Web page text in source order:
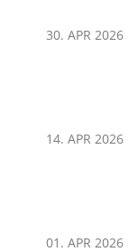
30. APR 2026
14. APR 2026
01. APR 2026